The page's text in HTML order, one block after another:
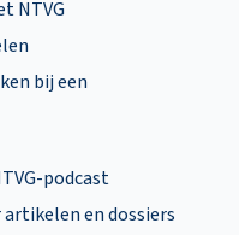
NTVG
bij een
podcast
en dossiers